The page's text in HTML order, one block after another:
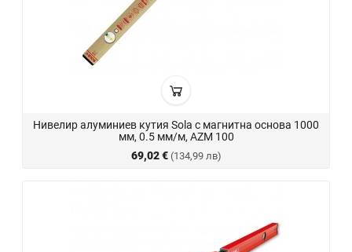
Нивелир алуминиев кутия Sola с магнитна основа 1000
мм, 0.5 мм/м, AZM 100
69,02 € (134,99 лв)